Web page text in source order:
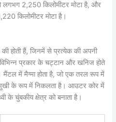
2,250 किलोमीटर मोटा है, और
किलोमीटर मोटा है।
की होती हैं, जिनमें से प्रत्येक की अपनी
विभिन्न प्रकार के चट्टान और खनिज होते
मैंटल में मैग्मा होता है, जो एक तरल रूप में
के रूप में निकलता है। आउटर कोर में
के चुंबकीय क्षेत्र को बनाता है।